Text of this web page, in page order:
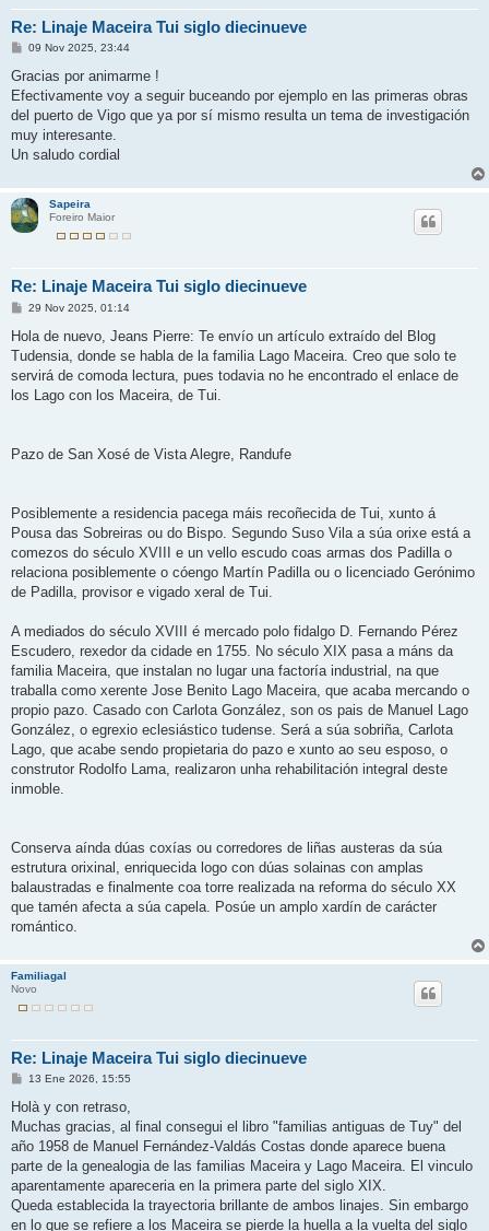
Re: Linaje Maceira Tui siglo diecinueve
M
n
a
j
09 Nov 2025, 23:44
Gracias por animarme !
Efectivamente voy a seguir buceando por ejemplo en las primeras obras
del puerto de Vigo que ya por sí mismo resulta un tema de investigación
muy interesante.
Un saludo cordial
Sapeira
Foreiro Maior
Re: Linaje Maceira Tui siglo diecinueve
M
n
a
j
29 Nov 2025, 01:14
Hola de nuevo, Jeans Pierre: Te envío un artículo extraído del Blog
Tudensia, donde se habla de la familia Lago Maceira. Creo que solo te
servirá de comoda lectura, pues todavia no he encontrado el enlace de
los Lago con los Maceira, de Tui.
Pazo de San Xosé de Vista Alegre, Randufe
Posiblemente a residencia pacega máis recoñecida de Tui, xunto á
Pousa das Sobreiras ou do Bispo. Segundo Suso Vila a súa orixe está a
comezos do século XVIII e un vello escudo coas armas dos Padilla o
relaciona posiblemente o cóengo Martín Padilla ou o licenciado Gerónimo
de Padilla, provisor e vigado xeral de Tui.
A mediados do século XVIII é mercado polo fidalgo D. Fernando Pérez
Escudero, rexedor da cidade en 1755. No século XIX pasa a máns da
familia Maceira, que instalan no lugar una factoría industrial, na que
traballa como xerente Jose Benito Lago Maceira, que acaba mercando o
propio pazo. Casado con Carlota González, son os pais de Manuel Lago
González, o egrexio eclesiástico tudense. Será a súa sobriña, Carlota
Lago, que acabe sendo propietaria do pazo e xunto ao seu esposo, o
construtor Rodolfo Lama, realizaron unha rehabilitación integral deste
inmoble.
Conserva aínda dúas coxías ou corredores de liñas austeras da súa
estrutura orixinal, enriquecida logo con dúas solainas con amplas
balaustradas e finalmente coa torre realizada na reforma do século XX
que tamén afecta a súa capela. Posúe un amplo xardín de carácter
romántico.
Familiagal
Novo
Re: Linaje Maceira Tui siglo diecinueve
M
n
a
j
13 Ene 2026, 15:55
Holà y con retraso,
Muchas gracias, al final consegui el libro "familias antiguas de Tuy" del
año 1958 de Manuel Fernández-Valdás Costas donde aparece buena
parte de la genealogia de las familias Maceira y Lago Maceira. El vinculo
aparentamente apareceria en la primera parte del siglo XIX.
Queda establecida la trayectoria brillante de ambos linajes. Sin embargo
en lo que se refiere a los Maceira se pierde la huella a la vuelta del siglo